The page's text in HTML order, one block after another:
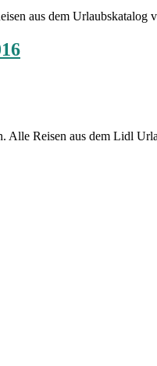
aus dem
Reisen aus dem Lidl